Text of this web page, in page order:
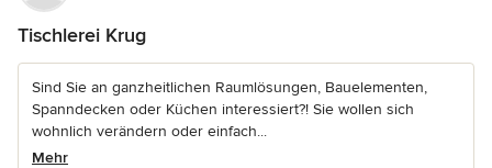
Tischlerei Krug
Sind Sie an ganzheitlichen Raumlösungen, Bauelementen,
Spanndecken oder Küchen interessiert?! Sie wollen sich
wohnlich verändern oder einfach...
Mehr